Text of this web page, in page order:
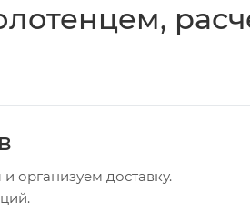
организуем доставку.